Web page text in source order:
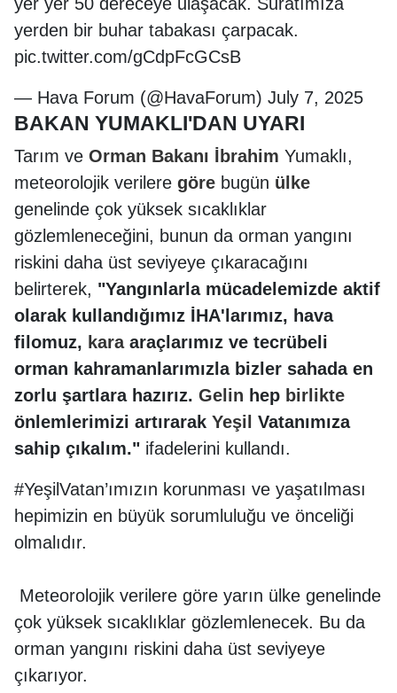
yerden bir buhar tabakası çarpacak.
pic.twitter.com/gCdpFcGCsB
— Hava Forum (@HavaForum) July 7, 2025
BAKAN YUMAKLI'DAN UYARI
Tarım ve Orman Bakanı İbrahim Yumaklı,
meteorolojik verilere göre bugün ülke
genelinde çok yüksek sıcaklıklar
gözlemleneceğini, bunun da orman yangını
riskini daha üst seviyeye çıkaracağını
belirterek, "Yangınlarla mücadelemizde aktif
olarak kullandığımız İHA'larımız, hava
filomuz, karaaraçlarımız ve tecrübeli
orman kahramanlarımızla bizler sahada en
zorlu şartlara hazırız. Gelin hep birlikte
önlemlerimizi artırarak Yeşil Vatanımıza
sahip çıkalım." ifadelerini kullandı.
#YeşilVatan’ımızın korunması ve yaşatılması
hepimizin en büyük sorumluluğu ve önceliği
olmalıdır.
️ Meteorolojik verilere göre yarın ülke genelinde
çok yüksek sıcaklıklar gözlemlenecek. Bu da
orman yangını riskini daha üst seviyeye
çıkarıyor.